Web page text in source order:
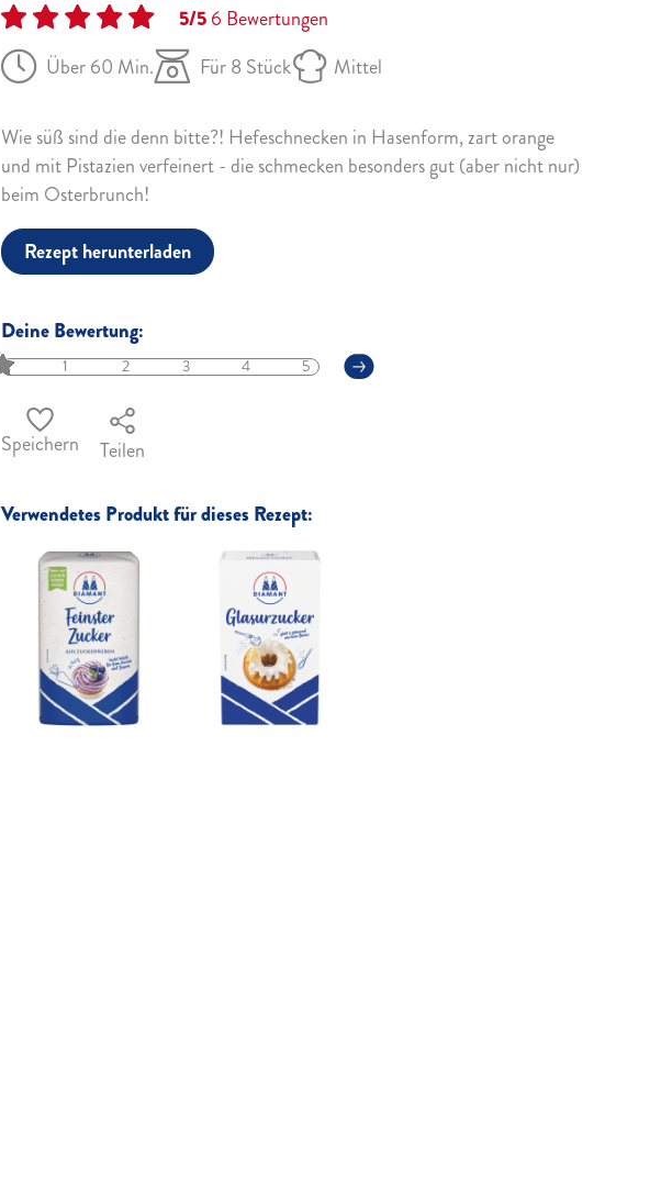
5/56 Bewertungen
Über 60 Min.
Für 8 Stück Mittel
Wie süß sind die denn bitte?! Hefeschnecken in Hasenform, zart orange
und mit Pistazien verfeinert - die schmecken besonders gut (aber nicht nur)
beim Osterbrunch!
Rezept herunterladen
Deine Bewertung:
1 2 3 4 5
Speichern Teilen
Verwendetes Produkt für dieses Rezept: